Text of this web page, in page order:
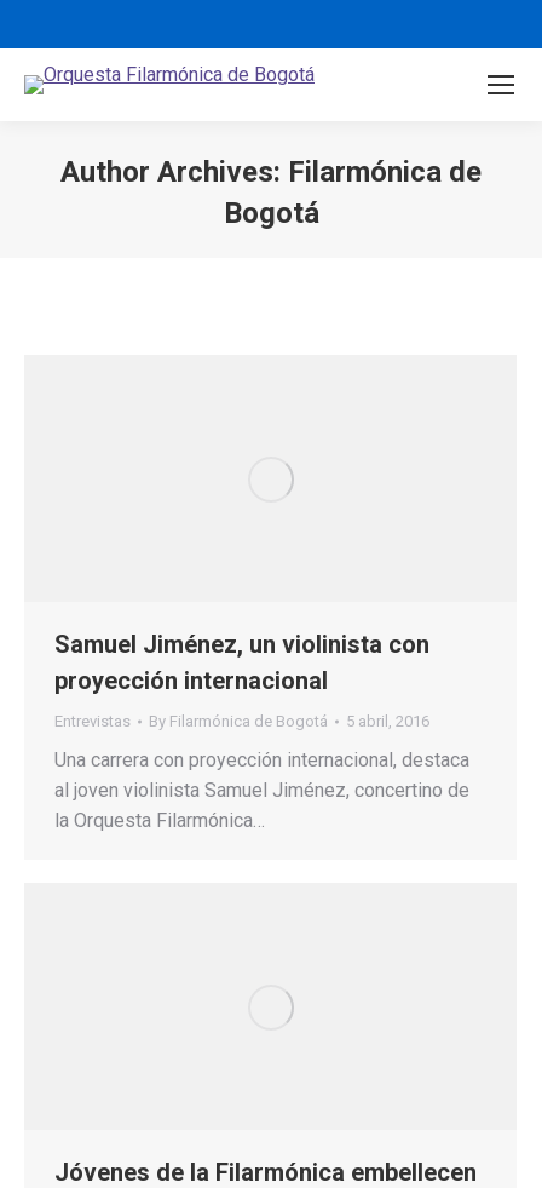
Author Archives: Filarmónica de
Bogotá
Samuel Jiménez, un violinista con
proyección internacional
Entrevistas By Filarmónica de Bogotá 5 abril, 2016
Una carrera con proyección internacional, destaca
al joven violinista Samuel Jiménez, concertino de
la Orquesta Filarmónica…
Jóvenes de la Filarmónica embellecen